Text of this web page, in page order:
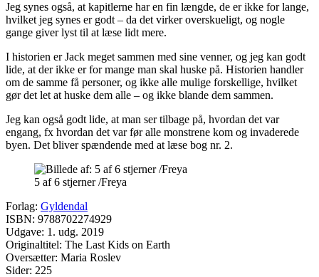
Jeg synes også, at kapitlerne har en fin længde, de er ikke for lange,
hvilket jeg synes er godt – da det virker overskueligt, og nogle
gange giver lyst til at læse lidt mere.
I historien er Jack meget sammen med sine venner, og jeg kan godt
lide, at der ikke er for mange man skal huske på. Historien handler
om de samme få personer, og ikke alle mulige forskellige, hvilket
gør det let at huske dem alle – og ikke blande dem sammen.
Jeg kan også godt lide, at man ser tilbage på, hvordan det var
engang, fx hvordan det var før alle monstrene kom og invaderede
byen. Det bliver spændende med at læse bog nr. 2.
5 af 6 stjerner /Freya
Forlag: Gyldendal
ISBN: 9788702274929
Udgave: 1. udg. 2019
Originaltitel: The Last Kids on Earth
Oversætter: Maria Roslev
Sider: 225